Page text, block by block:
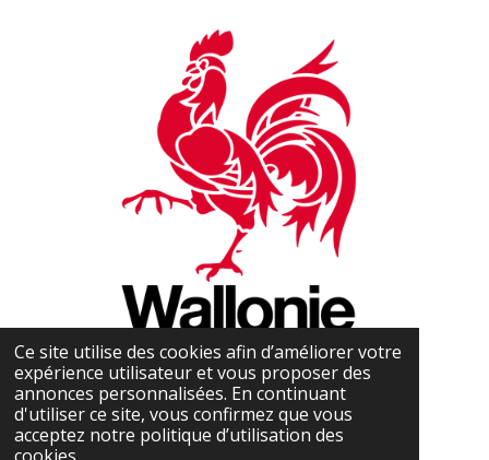
Ce site utilise des cookies afin d’améliorer votre
expérience utilisateur et vous proposer des
annonces personnalisées. En continuant
d'utiliser ce site, vous confirmez que vous
acceptez notre politique d’utilisation des